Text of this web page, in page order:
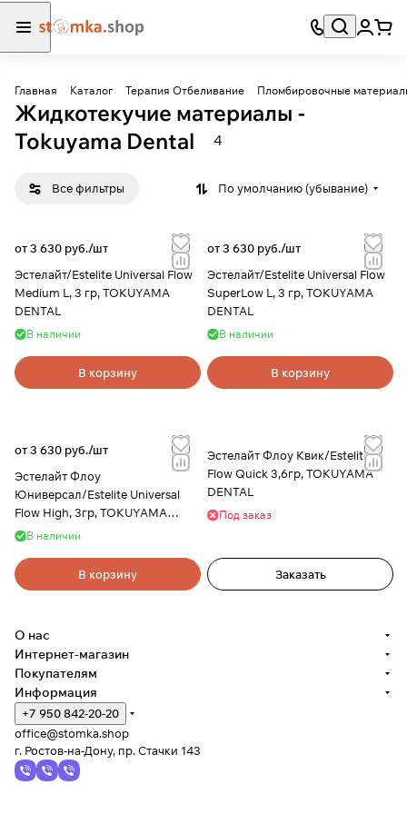
Главная Каталог Терапия Отбеливание Пломбировочные
Жидкотекучие материалы -
Tokuyama Dental
4
Все фильтры По умолчанию (убывание)
от 3 630 руб./шт
Эстелайт/Estelite Universal Flow
Medium L, 3 гр, TOKUYAMA
DENTAL
В наличии
В корзину
от 3 630 руб./шт
Эстелайт/Estelite Universal Flow
SuperLow L, 3 гр, TOKUYAMA
DENTAL
В наличии
В корзину
от 3 630 руб./шт
Эстелайт Флоу
Юниверсал/Estelite Universal
Flow High, 3гр, TOKUYAMA
DENTAL
В наличии
В корзину
Эстелайт Флоу Квик/Estelite
Flow Quick 3,6гр, TOKUYAMA
DENTAL
Под заказ
Заказать
О нас
Интернет-магазин
Покупателям
Информация
+7 950 842-20-20
office@stomka.shop
г. Ростов-на-Дону, пр. Стачки 143